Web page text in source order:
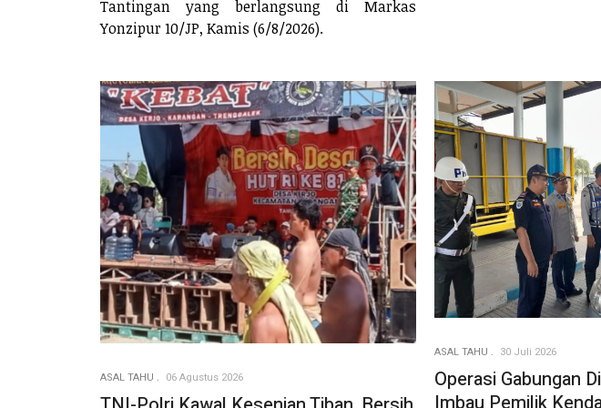
Tantingan yang berlangsung di Markas
Yonzipur 10/JP, Kamis (6/8/2026).
ASAL TAHU 06 Agustus 2026
ASAL TAHU 30 Juli 2026
Operasi Gabungan